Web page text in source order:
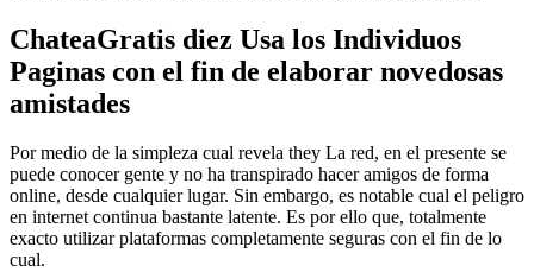
ChateaGratis diez Usa los Individuos
Paginas con el fin de elaborar novedosas
amistades
Por medio de la simpleza cual revela they La red, en el presente se
puede conocer gente y no ha transpirado hacer amigos de forma
online, desde cualquier lugar. Sin embargo, es notable cual el peligro
en internet continua bastante latente. Es por ello que, totalmente
exacto utilizar plataformas completamente seguras con el fin de lo
cual.